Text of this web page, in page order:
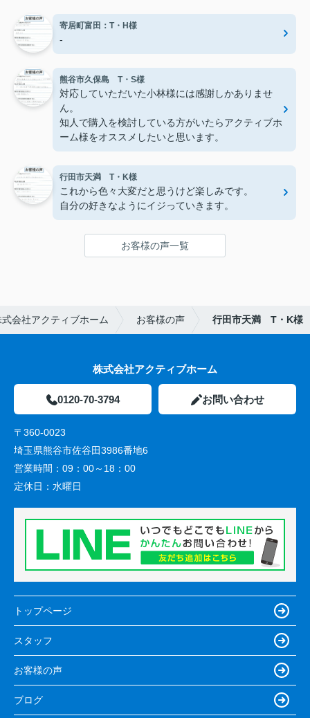
寄居町富田：T・H様
-
熊谷市久保島 T・S様
対応していただいた小林様には感謝しかありませ
ん。
知人で購入を検討している方がいたらアクティブホ
ーム様をオススメしたいと思います。
行田市天満 T・K様
これから色々大変だと思うけど楽しみです。
自分の好きなようにイジっていきます。
お客様の声一覧
会社アクティブホーム お客様の声 行田市天満 T・K様
株式会社アクティブホーム
0120-70-3794 お問い合わせ
〒360-0023
埼玉県熊谷市佐谷田3986番地6
営業時間： 09：00～18：00
定休日： 水曜日
トップページ
スタッフ
お客様の声
ブログ